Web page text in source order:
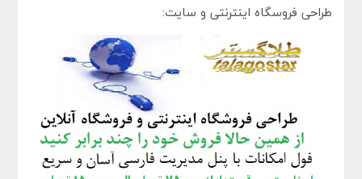
طراحی فروسگاه اینترنتی و سایت: